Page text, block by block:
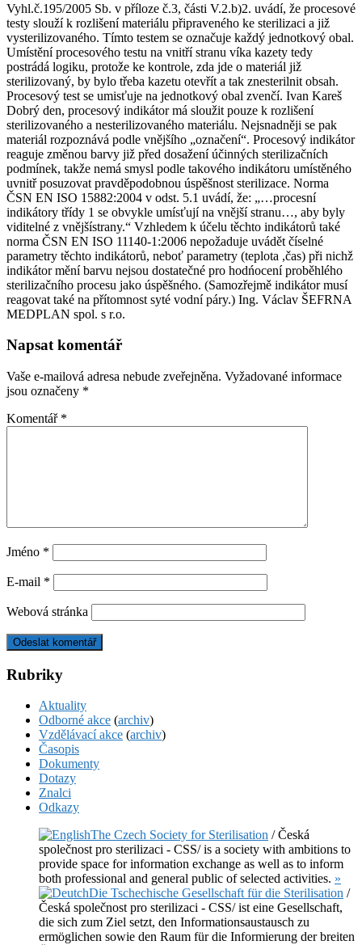
Vyhl.č.195/2005 Sb. v příloze č.3, části V.2.b)2. uvádí, že procesové
testy slouží k rozlišení materiálu připraveného ke sterilizaci a již
vysterilizovaného. Tímto testem se označuje každý jednotkový obal.
Umístění procesového testu na vnitří stranu víka kazety tedy
postrádá logiku, protože ke kontrole, zda jde o materiál již
sterilizovaný, by bylo třeba kazetu otevřít a tak znesterilnit obsah.
Procesový test se umisťuje na jednotkový obal zvenčí. Ivan Kareš
Dobrý den, procesový indikátor má sloužit pouze k rozlišení
sterilizovaného a nesterilizovaného materiálu. Nejsnadněji se pak
materiál rozpoznává podle vnějšího „označení“. Procesový indikátor
reaguje změnou barvy již před dosažení účinných sterilizačních
podmínek, takže nemá smysl podle takového indikátoru umístěného
uvnitř posuzovat pravděpodobnou úspěšnost sterilizace. Norma
ČSN EN ISO 15882:2004 v odst. 5.1 uvádí, že: „…procesní
indikátory třídy 1 se obvykle umísťují na vnější stranu…, aby byly
viditelné z vnějšístrany.“ Vzhledem k účelu těchto indikátorů také
norma ČSN EN ISO 11140-1:2006 nepožaduje uvádět číselné
parametry těchto indikátorů, neboť parametry (teplota ,čas) při nichž
indikátor mění barvu nejsou dostatečné pro hodńocení proběhlého
sterilizačního procesu jako úspěšného. (Samozřejmě indikátor musí
reagovat také na přítomnost syté vodní páry.) Ing. Václav ŠEFRNA
MEDPLAN spol. s r.o.
Napsat komentář
Vaše e-mailová adresa nebude zveřejněna. Vyžadované informace
jsou označeny *
Komentář *
Jméno *
E-mail *
Webová stránka
Rubriky
Aktuality
Odborné akce (archiv)
Vzdělávací akce (archiv)
Časopis
Dokumenty
Dotazy
Znalci
Odkazy
The Czech Society for Sterilisation / Česká
společnost pro sterilizaci - CSS/ is a society with ambitions to
provide space for information exchange as well as to inform
both professional and general public of selected activities. »
Die Tschechische Gesellschaft für die Sterilisation /
Česká společnost pro sterilizaci - CSS/ ist eine Gesellschaft,
die sich zum Ziel setzt, den Informationsaustausch zu
ermöglichen sowie den Raum für die Informierung der breiten